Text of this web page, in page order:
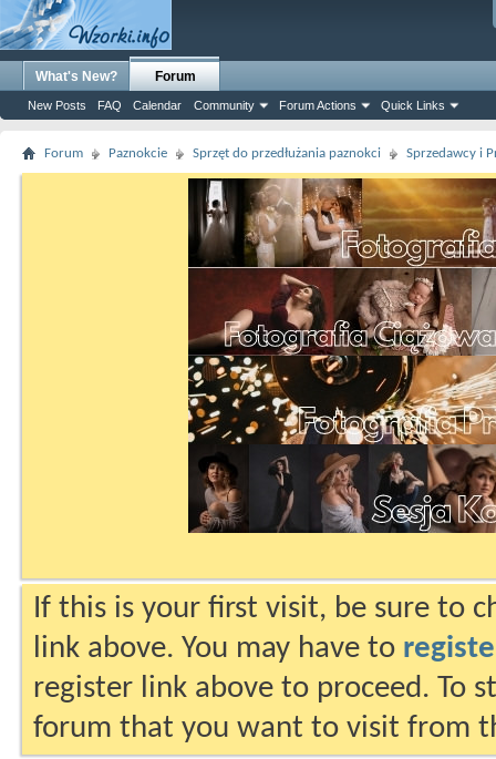
What's New? Forum
New Posts FAQ Calendar Community Forum Actions Quick Links
Forum Paznokcie Sprzęt do przedłużania paznokci Sprzedawcy i
If this is your first visit, be sure to
link above. You may have to
register link above to proceed. To
forum that you want to visit from